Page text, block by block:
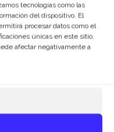
tecnologías como las
del dispositivo. El
procesar datos como el
únicas en este sitio.
afectar negativamente a